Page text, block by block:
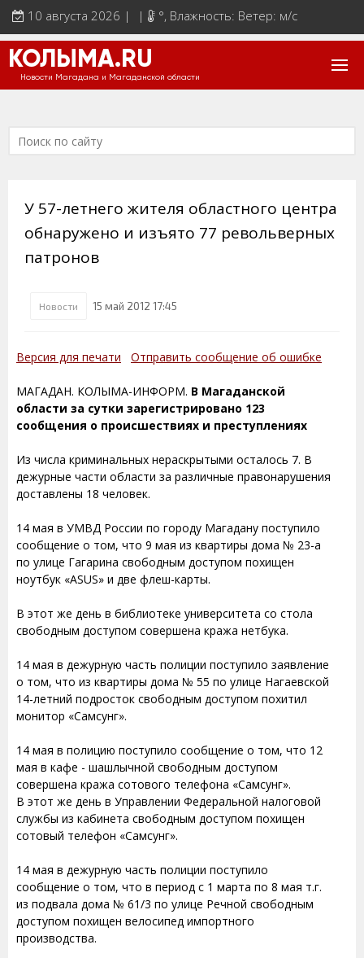
10 августа 2026 | | °, Влажность: Ветер: м/с
КОЛЫМА.RU
Новости Магадана и Магаданской области
У 57-летнего жителя областного центра
обнаружено и изъято 77 револьверных
патронов
Новости 15 май 2012 17:45
Версия для печати Отправить сообщение об ошибке
МАГАДАН. КОЛЫМА-ИНФОРМ. В Магаданской
области за сутки зарегистрировано 123
сообщения о происшествиях и преступлениях
Из числа криминальных нераскрытыми осталось 7. В
дежурные части области за различные правонарушения
доставлены 18 человек.
14 мая в УМВД России по городу Магадану поступило
сообщение о том, что 9 мая из квартиры дома № 23-а
по улице Гагарина свободным доступом похищен
ноутбук «ASUS» и две флеш-карты.
В этот же день в библиотеке университета со стола
свободным доступом совершена кража нетбука.
14 мая в дежурную часть полиции поступило заявление
о том, что из квартиры дома № 55 по улице Нагаевской
14-летний подросток свободным доступом похитил
монитор «Самсунг».
14 мая в полицию поступило сообщение о том, что 12
мая в кафе - шашлычной свободным доступом
совершена кража сотового телефона «Самсунг».
В этот же день в Управлении Федеральной налоговой
службы из кабинета свободным доступом похищен
сотовый телефон «Самсунг».
14 мая в дежурную часть полиции поступило
сообщение о том, что в период с 1 марта по 8 мая т.г.
из подвала дома № 61/3 по улице Речной свободным
доступом похищен велосипед импортного
производства.